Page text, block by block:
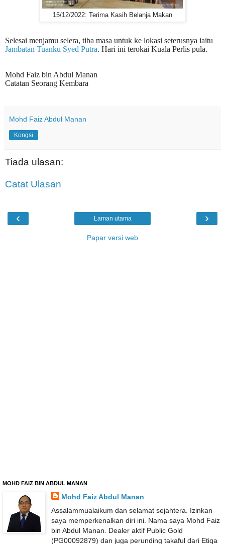
15/12/2022: Terima Kasih Belanja Makan
Selesai menjamu selera, tiba masa untuk ke lokasi seterusnya iaitu
Jambatan Tuanku Syed Putra. Hari ini terokai Kuala Perlis pula.
Mohd Faiz bin Abdul Manan
Catatan Seorang Kembara
Mohd Faiz Abdul Manan
Kongsi
Tiada ulasan:
Catat Ulasan
‹ ›
Laman utama
Papar versi web
MOHD FAIZ BIN ABDUL MANAN
Mohd Faiz Abdul Manan
Assalammualaikum dan selamat sejahtera. Izinkan
saya memperkenalkan diri ini. Nama saya Mohd Faiz
bin Abdul Manan. Dealer aktif Public Gold
(PG00092879) dan juga perunding takaful dari Etiqa